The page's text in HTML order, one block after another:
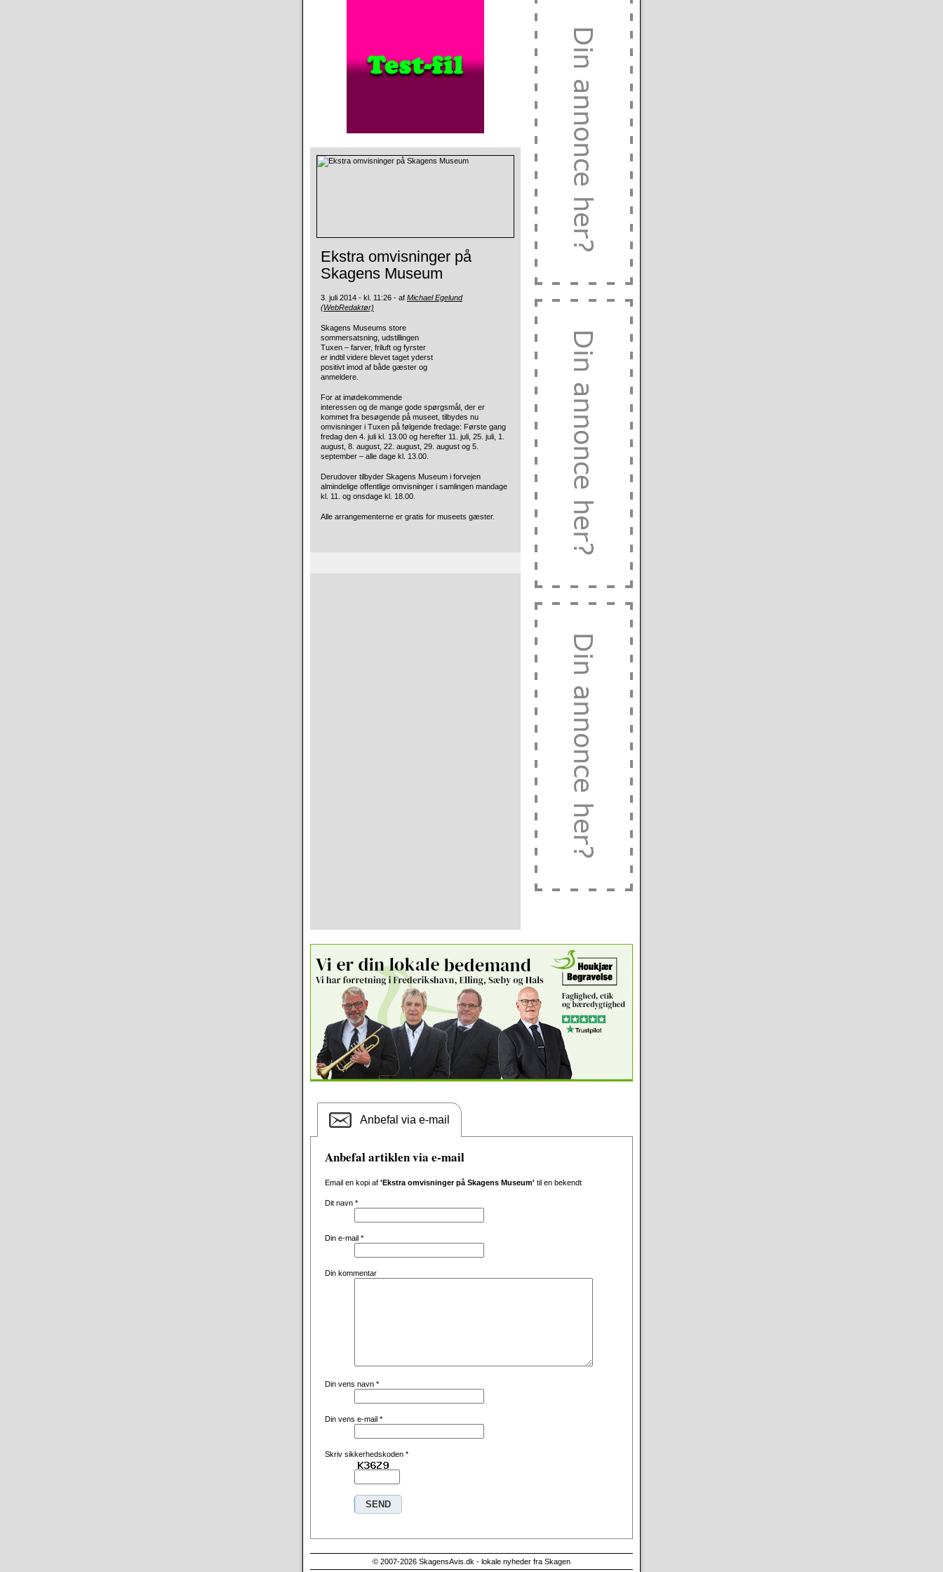
Ekstra omvisninger på
Skagens Museum
3. juli 2014 - kl. 11:26 - af Michael Egelund
(WebRedaktør)
Skagens Museums store
sommersatsning, udstillingen
Tuxen – farver, friluft og fyrster
er indtil videre blevet taget yderst
positivt imod af både gæster og
anmeldere.
For at imødekommende
interessen og de mange gode spørgsmål, der er
kommet fra besøgende på museet, tilbydes nu
omvisninger i Tuxen på følgende fredage: Første gang
fredag den 4. juli kl. 13.00 og herefter 11. juli, 25. juli, 1.
august, 8. august, 22. august, 29. august og 5.
september – alle dage kl. 13.00.
Derudover tilbyder Skagens Museum i forvejen
almindelige offentlige omvisninger i samlingen mandage
kl. 11. og onsdage kl. 18.00.
Alle arrangementerne er gratis for museets gæster.
Anbefal via e-mail
Anbefal artiklen via e-mail
Email en kopi af 'Ekstra omvisninger på Skagens Museum' til en bekendt
Dit navn *
Din e-mail *
Din kommentar
Din vens navn *
Din vens e-mail *
Skriv sikkerhedskoden *
© 2007-2026 SkagensAvis.dk - lokale nyheder fra Skagen